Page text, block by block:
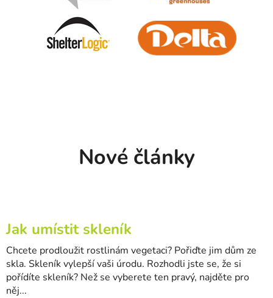
Nové články
Jak umístit skleník
Chcete prodloužit rostlinám vegetaci? Pořiďte jim dům ze
skla. Skleník vylepší vaši úrodu. Rozhodli jste se, že si
pořídíte skleník? Než se vyberete ten pravý, najděte pro
něj...